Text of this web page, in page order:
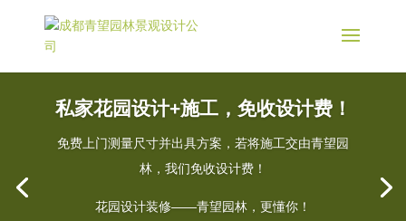
私家花园设计+施工，免收设计费！
免费上门测量尺寸并出具方案，若将施工交由青望园
林，我们免收设计费！
花园设计装修——青望园林，更懂你！